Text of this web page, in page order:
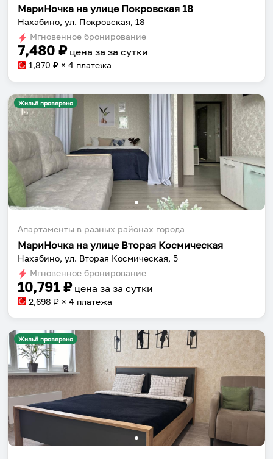
МариНочка на улице Покровская 18
Нахабино, ул. Покровская, 18
Мгновенное бронирование
7,480 ₽ цена за за сутки
1,870 ₽ × 4 платежа
Жильё проверено
Апартаменты в разных районах города
МариНочка на улице Вторая Космическая
Нахабино, ул. Вторая Космическая, 5
Мгновенное бронирование
10,791₽ цена за за сутки
2,698 ₽ × 4 платежа
Жильё проверено